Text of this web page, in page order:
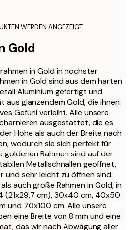
WERDEN ANGEZEIGT
Gold
in Gold in höchster
in Gold sind aus dem harten
Aluminium gefertigt und
aus glänzendem Gold, die ihnen
Gefühl verleiht. Alle unsere
ausgestattet, die es
Höhe als auch der Breite nach
wodurch sie sich perfekt für
goldenen Rahmen sind auf der
Metallschnallen geöffnet,
und sehr leicht zu öffnen sind.
auch große Rahmen in Gold, in
(21x29,7 cm), 30x40 cm, 40x50
und 70x100 cm. Alle unsere
eine Breite von 8 mm und eine
das wir nach Abwägung aller